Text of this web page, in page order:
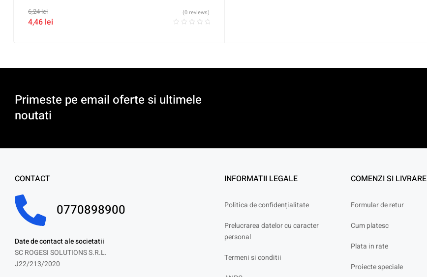
6,24lei
4,46 lei
(0 reviews)
Primeste pe email oferte si ultimele
noutati
CONTACT
0770898900
Date de contact ale societatii
SC ROGESI SOLUTIONS S.R.L.
J22/213/2020
INFORMATII LEGALE
Politica de confidențialitate
Prelucrarea datelor cu caracter
personal
Termeni si conditii
COMENZI SI LIVRARE
Formular de retur
Cum platesc
Plata in rate
Proiecte speciale